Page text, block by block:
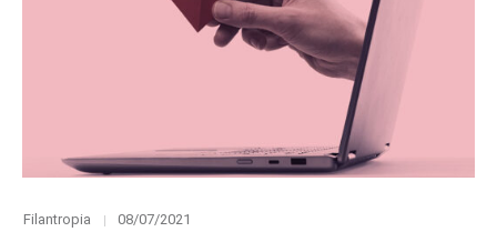
Category
Filantropia
Posted
08/07/2021